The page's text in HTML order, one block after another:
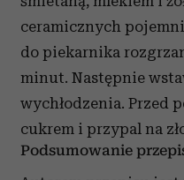
ceramicznych
do piekarnika
minut. Następnie
wychłodzenia. Przed
cukrem i przypal na
Podsumowanie